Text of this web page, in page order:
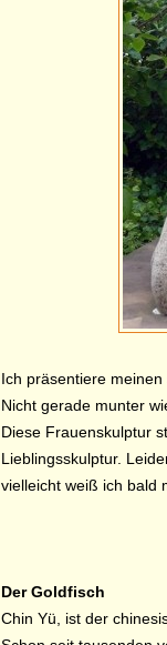
Ich präsentiere
Nicht gerade munter
Diese Frauenskulptur
Lieblingsskulptur.
vielleicht weiß ich bald
Der Goldfisch
Chin Yü, ist der